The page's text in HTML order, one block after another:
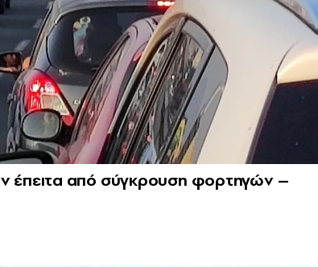
έπειτα από σύγκρουση φορτηγών –